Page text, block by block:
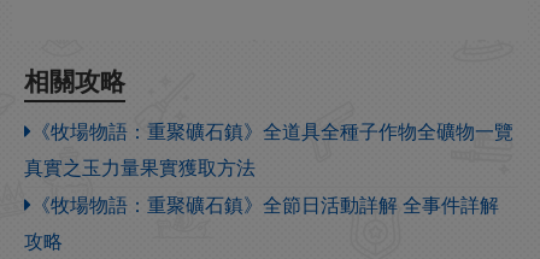
相關攻略
《牧場物語：重聚礦石鎮》全道具全種子作物全礦物一覽
真實之玉力量果實獲取方法
《牧場物語：重聚礦石鎮》全節日活動詳解 全事件詳解
攻略